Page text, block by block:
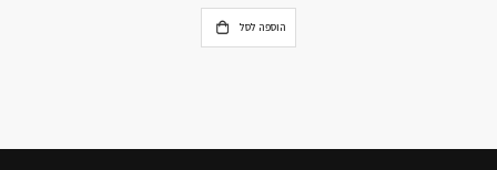
הוספה לסל